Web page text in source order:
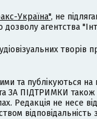
Україна", не
агентства
та публікуються на
ЗА ПІДТРИМКИ
Редакція не несе